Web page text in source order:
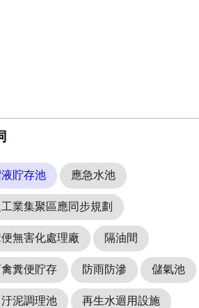
貯存池 應急水池
業集聚區應同步規劃
無害化處理廠 隔油間
糞便貯存 防雨防滲 儲氣池
汙泥調理池 再生水迴用設施